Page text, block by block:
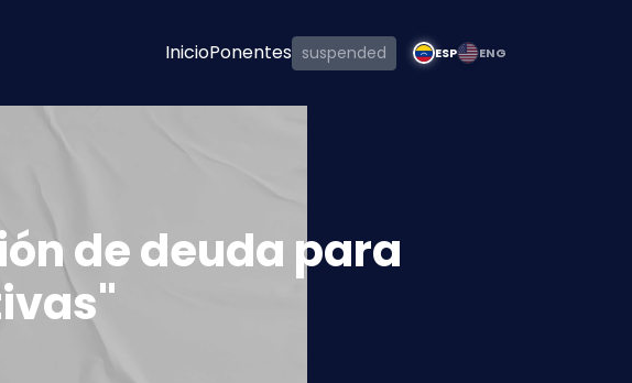
InicioPonentes suspended ESP ENG
de deuda para